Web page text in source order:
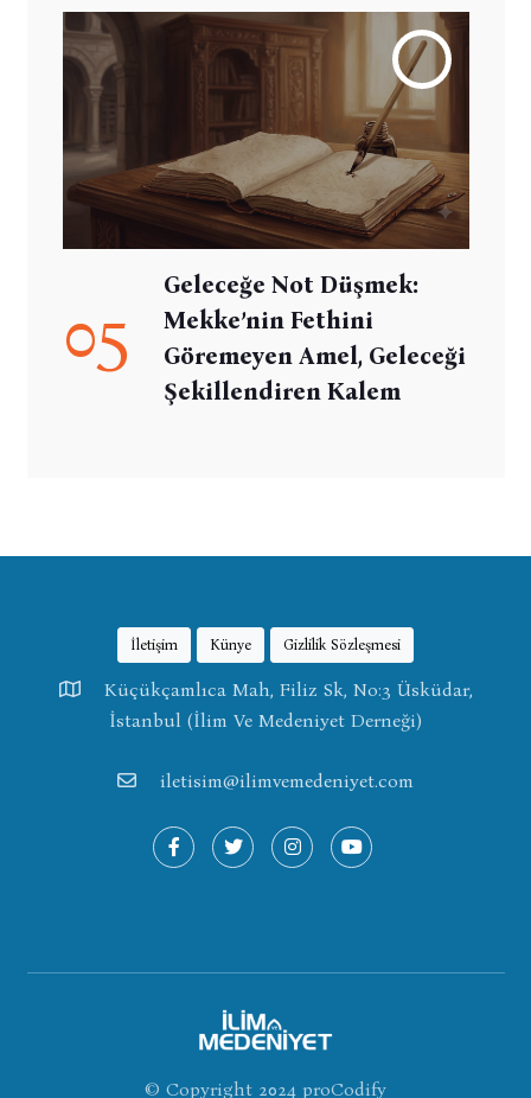
05
Geleceğe Not Düşmek:
Mekke’nin Fethini
Göremeyen Amel, Geleceği
Şekillendiren Kalem
İletişim Künye Gizlilik Sözleşmesi
Küçükçamlıca Mah, Filiz Sk, No:3 Üsküdar,
İstanbul (İlim Ve Medeniyet Derneği)
iletisim@ilimvemedeniyet.com
© Copyright 2024 proCodify